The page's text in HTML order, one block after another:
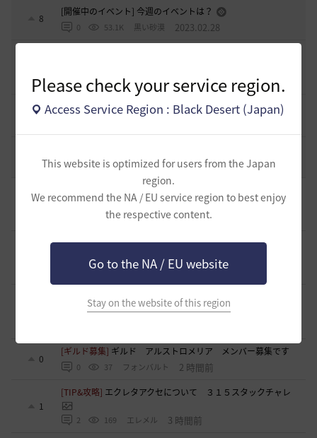
Please check your service region.
Access Service Region : Black Desert (Japan)
This website is optimized for users from the Japan
region.
We recommend the NA / EU service region to best enjoy
the respective content.
Go to the NA / EU website
Stay on the website of this region
8
[開催中のイベント] 今週のイベントは？
0 53.1K 黒い砂漠 2023.02.28
2 43.3K 黒い砂漠 2022.12.21
8
エント研究室動画集
51
18 47.8K 黒い砂漠 2020.03.25
0
[ギルド募集]ギルメン募集中～♪【オルゼキアで薬売り】
17 q鵺p-日本 19 分前
[ギルド募集]新設ギルド 「Shmurda」立ち上げメンバー募
集！現在3名！
18 いなドン 19 分前
[ギルド募集]
【中型生活ギルド】マイペースで遊びたいメン
バーを募集中。
0
[ギルド募集] ギルド アルストロメリア メンバー募集です
0 37 フォンバルト 2 時間前
1
[TIP&攻略] エクレタアクセについて ３１５スタックチャレ
2 169 エレメル 3 時間前